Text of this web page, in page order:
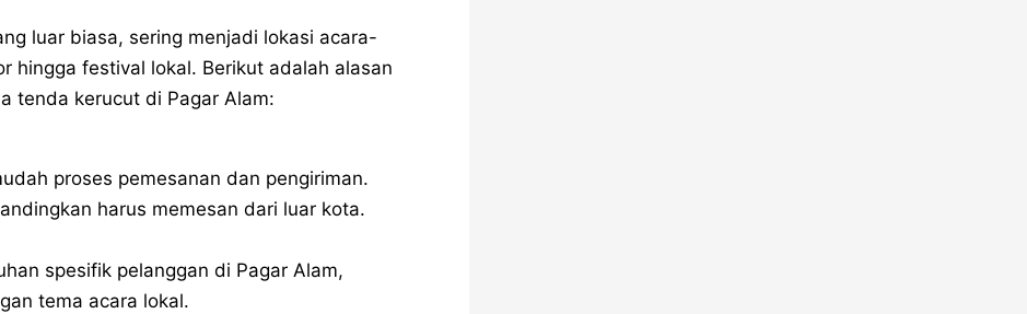
luar biasa, sering menjadi lokasi acara-
hingga festival lokal. Berikut adalah alasan
tenda kerucut di Pagar Alam:
proses pemesanan dan pengiriman.
harus memesan dari luar kota.
spesifik pelanggan di Pagar Alam,
tema acara lokal.